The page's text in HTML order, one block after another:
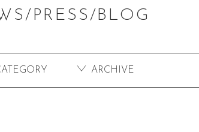
PRESS/BLOG
ARCHIVE